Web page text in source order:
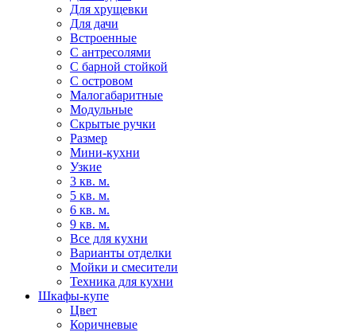
Для хрущевки
Для дачи
Встроенные
С антресолями
С барной стойкой
С островом
Малогабаритные
Модульные
Скрытые ручки
Размер
Мини-кухни
Узкие
3 кв. м.
5 кв. м.
6 кв. м.
9 кв. м.
Все для кухни
Варианты отделки
Мойки и смесители
Техника для кухни
Шкафы-купе
Цвет
Коричневые